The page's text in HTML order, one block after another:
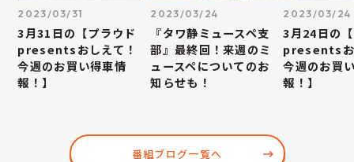
2023/03/31
3月31日の【プラウド
presentsおしえて！
今週のお買い得車情
報！】
2023/03/24
『タワ静ミュースペ支
部』最終回！来週のミ
ュースペについてのお
知らせも！
2023/03/24
3月24日の
presentsお
今週のお買
報！】
番組ブログ一覧へ